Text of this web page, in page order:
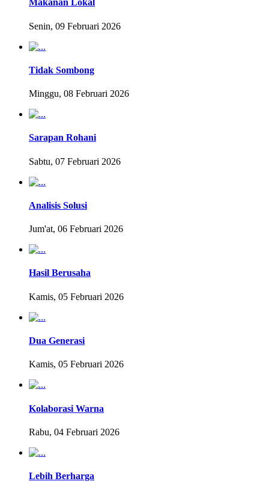
Makanan Lokal
Senin, 09 Februari 2026
Tidak Sombong
Minggu, 08 Februari 2026
Sarapan Rohani
Sabtu, 07 Februari 2026
Analisis Solusi
Jum'at, 06 Februari 2026
Hasil Berusaha
Kamis, 05 Februari 2026
Dua Generasi
Kamis, 05 Februari 2026
Kolaborasi Warna
Rabu, 04 Februari 2026
Lebih Berharga